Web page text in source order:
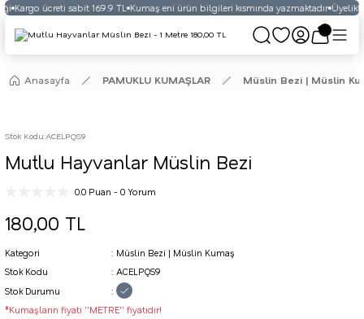
Kargo ücreti sabit 169.9 TL Kumaş eni ürün bilgileri kısmında yazmaktadır Üyelikli
Anasayfa PAMUKLU KUMAŞLAR Müslin Bezi | Müslin
Stok Kodu:ACELPQS9
Mutlu Hayvanlar Müslin Bezi
0.0 Puan - 0 Yorum
180,00 TL
Kategori
Müslin Bezi | Müslin Kumaş
Stok Kodu
ACELPQS9
Stok Durumu
*Kumaşların fiyatı ''METRE'' fiyatıdır!